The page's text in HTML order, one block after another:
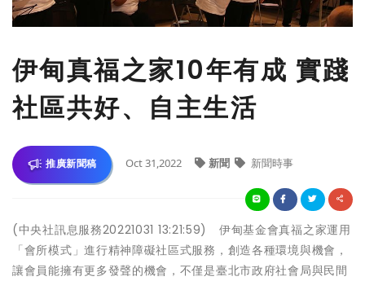
伊甸真福之家10年有成 實踐
社區共好、自主生活
推廣新聞稿 Oct 31,2022 新聞 新聞時事
(中央社訊息服務20221031 13:21:59) 伊甸基金會真福之家運用
「會所模式」進行精神障礙社區式服務，創造各種環境與機會，
讓會員能擁有更多發聲的機會，不僅是臺北市政府社會局與民間